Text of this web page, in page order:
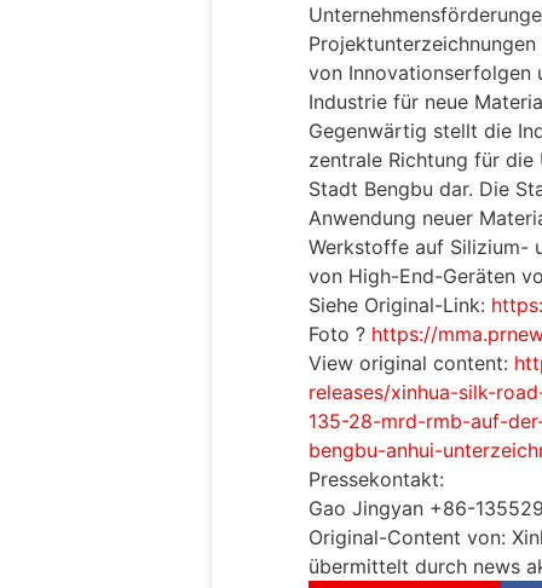
von Innovationserfolgen
Industrie für neue
Gegenwärtig stellt die
zentrale Richtung für
Stadt Bengbu dar. Die
Anwendung neuer
Werkstoffe auf Silizium-
von High-End-Geräten
Siehe Original-Link:
Foto ? https://
View original content:
releases/xinhua-silk-
135-28-mrd-rmb-auf-
bengbu-anhui-
Pressekontakt:
Gao Jingyan +86-
Original-Content von:
übermittelt durch news